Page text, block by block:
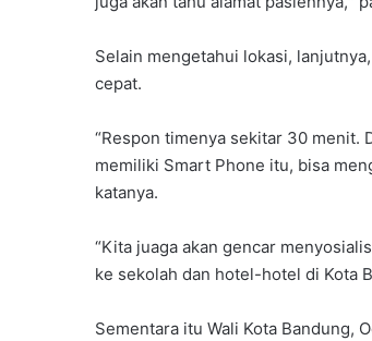
Selain mengetahui lokasi,
cepat.
“Respon timenya sekitar 30 menit.
memiliki Smart Phone itu, bisa
katanya.
“Kita juaga akan gencar
ke sekolah dan hotel-hotel di Kota
Sementara itu Wali Kota Bandung,